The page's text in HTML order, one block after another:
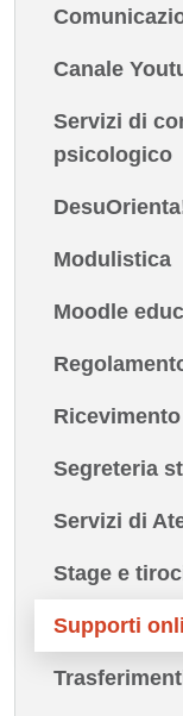
Canale
Servizi di
psicologico
Modulistica
Moodle
Segreteria
Servizi di
Stage e
Supporti